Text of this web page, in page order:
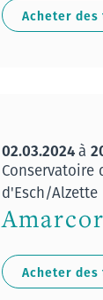
Acheter
02.03.2024à
Conservatoire
d'Esch/Alzette
Acheter